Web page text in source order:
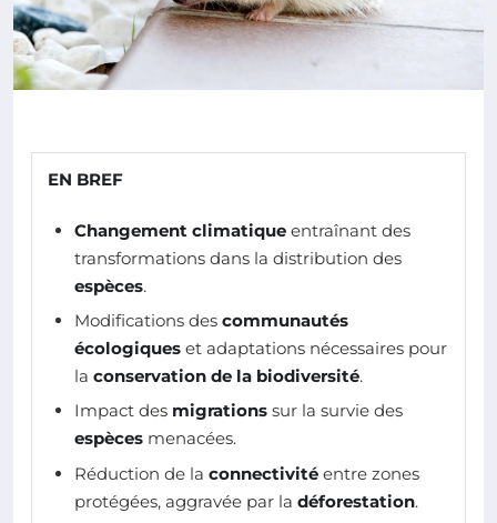
EN BREF
Changement climatique entraînant des
transformations dans la distribution des
espèces.
Modifications des communautés
écologiques et adaptations nécessaires pour
la conservation de la biodiversité.
Impact des migrations sur la survie des
espèces menacées.
Réduction de la connectivité entre zones
protégées, aggravée par la déforestation.